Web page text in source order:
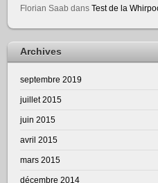
Florian Saab dansTest de la
Archives
septembre 2019
juillet 2015
juin 2015
avril 2015
mars 2015
décembre 2014